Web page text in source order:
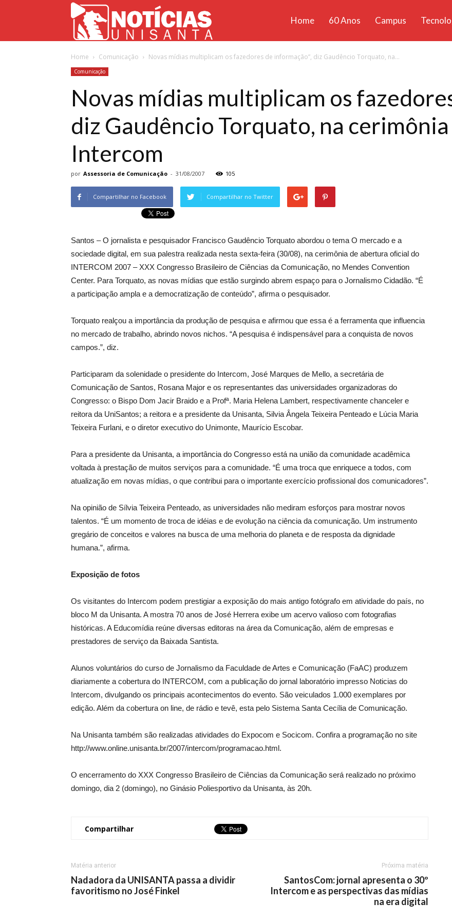
Unisanta
Home 60 Anos Campus
Home Comunicação Novas mídias multiplicam os fazedores de informação”, diz Gaudêncio Torquato, na...
Comunicação
Novas mídias multiplicam os
diz Gaudêncio Torquato, na
Intercom
por Assessoria de Comunicação - 31/08/2007 105
Compartilhar no Facebook Compartilhar no Twitter
Santos – O jornalista e pesquisador Francisco Gaudêncio Torquato abordou o tema O mercado e a
sociedade digital, em sua palestra realizada nesta sexta-feira (30/08), na cerimônia de abertura oficial do
INTERCOM 2007 – XXX Congresso Brasileiro de Ciências da Comunicação, no Mendes Convention
Center. Para Torquato, as novas mídias que estão surgindo abrem espaço para o Jornalismo Cidadão. “É
a participação ampla e a democratização de conteúdo”, afirma o pesquisador.
Torquato realçou a importância da produção de pesquisa e afirmou que essa é a ferramenta que influencia
no mercado de trabalho, abrindo novos nichos. “A pesquisa é indispensável para a conquista de novos
campos.”, diz.
Participaram da solenidade o presidente do Intercom, José Marques de Mello, a secretária de
Comunicação de Santos, Rosana Major e os representantes das universidades organizadoras do
Congresso: o Bispo Dom Jacir Braido e a Profª. Maria Helena Lambert, respectivamente chanceler e
reitora da UniSantos; a reitora e a presidente da Unisanta, Silvia Ângela Teixeira Penteado e Lúcia Maria
Teixeira Furlani, e o diretor executivo do Unimonte, Maurício Escobar.
Para a presidente da Unisanta, a importância do Congresso está na união da comunidade acadêmica
voltada à prestação de muitos serviços para a comunidade. “É uma troca que enriquece a todos, com
atualização em novas mídias, o que contribui para o importante exercício profissional dos comunicadores”.
Na opinião de Sílvia Teixeira Penteado, as universidades não mediram esforços para mostrar novos
talentos. “É um momento de troca de idéias e de evolução na ciência da comunicação. Um instrumento
gregário de conceitos e valores na busca de uma melhoria do planeta e de resposta da dignidade
humana.”, afirma.
Exposição de fotos
Os visitantes do Intercom podem prestigiar a exposição do mais antigo fotógrafo em atividade do país, no
bloco M da Unisanta. A mostra 70 anos de José Herrera exibe um acervo valioso com fotografias
históricas. A Educomídia reúne diversas editoras na área da Comunicação, além de empresas e
prestadores de serviço da Baixada Santista.
Alunos voluntários do curso de Jornalismo da Faculdade de Artes e Comunicação (FaAC) produzem
diariamente a cobertura do INTERCOM, com a publicação do jornal laboratório impresso Noticias do
Intercom, divulgando os principais acontecimentos do evento. São veiculados 1.000 exemplares por
edição. Além da cobertura on line, de rádio e tevê, esta pelo Sistema Santa Cecília de Comunicação.
Na Unisanta também são realizadas atividades do Expocom e Socicom. Confira a programação no site
http://www.online.unisanta.br/2007/intercom/programacao.html.
O encerramento do XXX Congresso Brasileiro de Ciências da Comunicação será realizado no próximo
domingo, dia 2 (domingo), no Ginásio Poliesportivo da Unisanta, às 20h.
Compartilhar
Matéria anterior
Nadadora da UNISANTA passa a dividir
favoritismo no José Finkel
Próxima matéria
SantosCom: jornal apresenta o 30º
Intercom e as perspectivas das mídias
na era digital